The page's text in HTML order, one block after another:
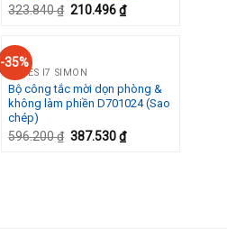
323.840₫ 210.496₫
-35%
Add to
Wishlist
SERIES I7 SIMON
Bộ công tắc mời dọn phòng &
không làm phiền D701024 (Sao
chép)
596.200₫ 387.530₫